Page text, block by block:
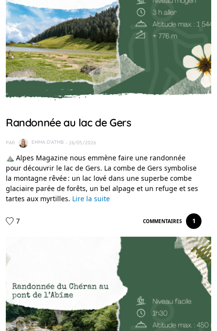
Randonnée au lac de Gers
PAR EMMA D'ATMB - 26/05/2026
⛰️ Alpes Magazine nous emmène faire une randonnée
pour découvrir le lac de Gers. La combe de Gers symbolise
la montagne rêvée : un lac lové dans une superbe combe
glaciaire parée de forêts, un bel alpage et un refuge et ses
tartes aux myrtilles. Lire la suite
7 1
COMMENTAIRES